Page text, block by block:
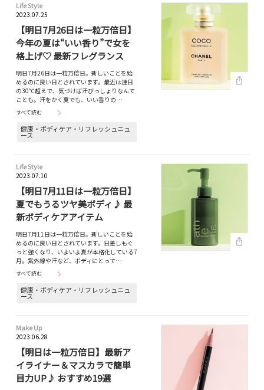
Life Style
2023.07.25
【明日7月26日は一粒万倍日】
今年の夏は“いい香り”で女を
格上げ♡ 最新フレグランス
明日7月26日は一粒万倍日。新しいことを始
めるのに良い日とされています。最近は連日
の30℃超えで、気づけば汗びっしょりなんて
ことも。汗をかく夏でも、いい香りの…
すべて読む
健康・ボディケア・リフレッシュニュ
ース
Life Style
2023.07.10
【明日7月11日は一粒万倍日】
夏でもうるツヤ美ボディ♪ 最
新ボディケアアイテム
明日7月11日は一粒万倍日。新しいことを始
めるのに良い日とされています。日差しもぐ
っと強くなり、いよいよ夏が本格化している7
月。紫外線や汗など、ボディにとって…
すべて読む
健康・ボディケア・リフレッシュニュ
ース
Make Up
2023.06.28
【明日は一粒万倍日】最新ア
イライナー＆マスカラで簡単
目力UP♪ おすすめ19選